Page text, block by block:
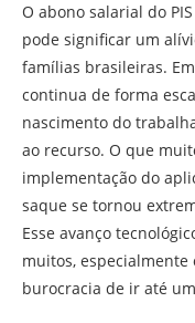
O abono salarial do
pode significar um
famílias brasileiras.
continua de forma
nascimento do
ao recurso. O que
implementação do
saque se tornou
Esse avanço
muitos,
burocracia de ir até